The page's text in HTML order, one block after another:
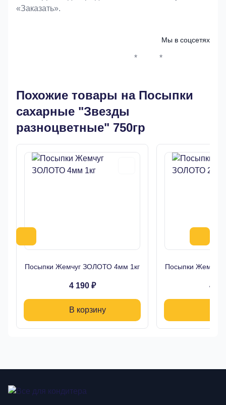
«Заказать».
Мы в соцсетях
* *
Похожие товары на Посыпки
сахарные "Звезды
разноцветные" 750гр
Посыпки Жемчуг ЗОЛОТО 4мм 1кг
4 190 ₽
В корзину
Посыпки Жемчуг
4